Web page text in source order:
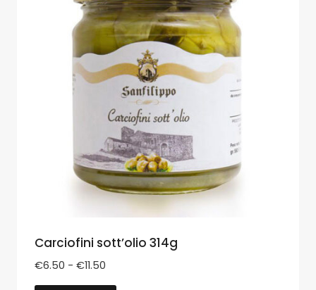
Carciofini sott’olio 314g
€6.50 - €11.50